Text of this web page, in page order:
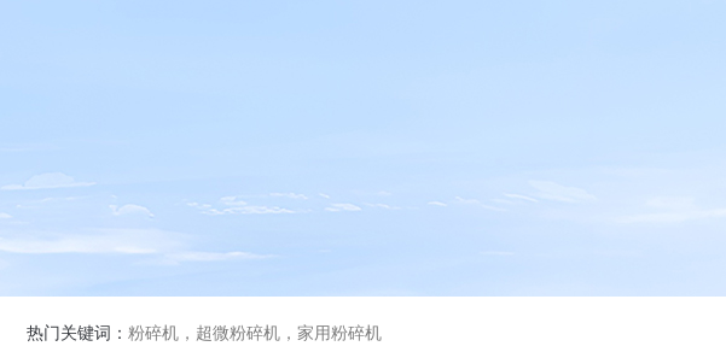
热门关键词： 粉碎机，超微粉碎机，家用粉碎机